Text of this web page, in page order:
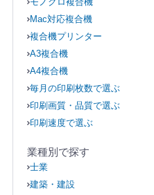
Mac対応複合機
複合機プリンター
A3複合機
A4複合機
毎月の印刷枚数で選ぶ
印刷画質・品質で選ぶ
印刷速度で選ぶ
業種別で探す
士業
建築・建設